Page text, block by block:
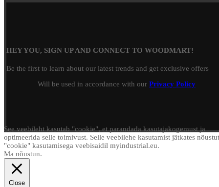
HEY YOU, SIGN UP AND CONNECT TO WOODMART!
Be the first to learn about our latest trends and get exclusive offers
Will be used in accordance with our Privacy Policy
See veebileht kasutab "cookie", et parandada kasutajakogemust ja
optimeerida selle toimivust. Selle veebilehe kasutamist jätkates
"cookie" kasutamisega veebisaidil myindustrial.eu.
Ma nõustun.
Close